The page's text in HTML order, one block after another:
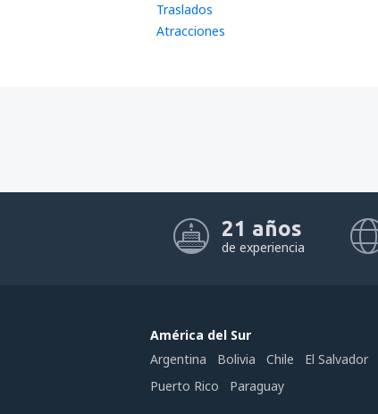
Traslados
Atracciones
21 años
de experiencia
América del Sur
Argentina
Bolivia Chile El Salvador
Puerto Rico
Paraguay